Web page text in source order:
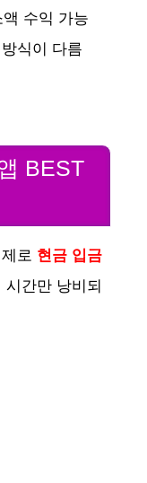
수익 가능
식이 다름
BEST
로 현금 입금
간만 낭비되